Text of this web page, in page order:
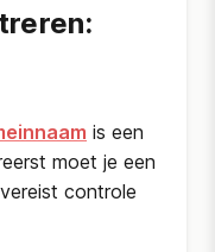
is een
moet je een
controle